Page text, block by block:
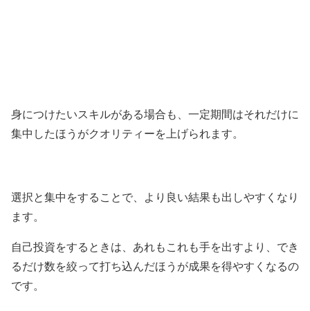
身につけたいスキルがある場合も、一定期間はそれだけに
集中したほうがクオリティーを上げられます。
選択と集中をすることで、より良い結果も出しやすくなり
ます。
自己投資をするときは、あれもこれも手を出すより、でき
るだけ数を絞って打ち込んだほうが成果を得やすくなるの
です。